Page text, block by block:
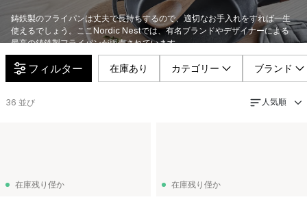
鋳鉄製のフライパンは丈夫で長持ちするので、適切なお手入れをすれば一生
使えるでしょう。ここNordic Nestでは、有名ブランドやデザイナーによる
最高の鋳鉄製フライパンが販売されています。
フィルター 在庫あり カテゴリー ブランド
36 並び 人気順
在庫残り僅か 在庫残り僅か